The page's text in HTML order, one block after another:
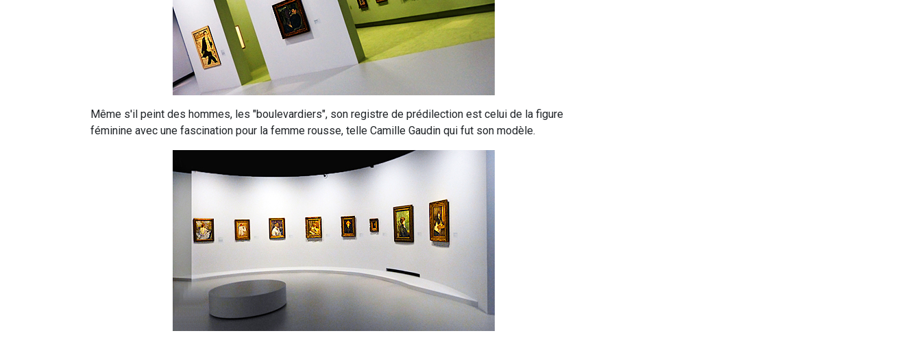
Même s'il peint des hommes, les "boulevardiers", son registre de prédilection est celui de la figure
féminine avec une fascination pour la femme rousse, telle Camille Gaudin qui fut son modèle.